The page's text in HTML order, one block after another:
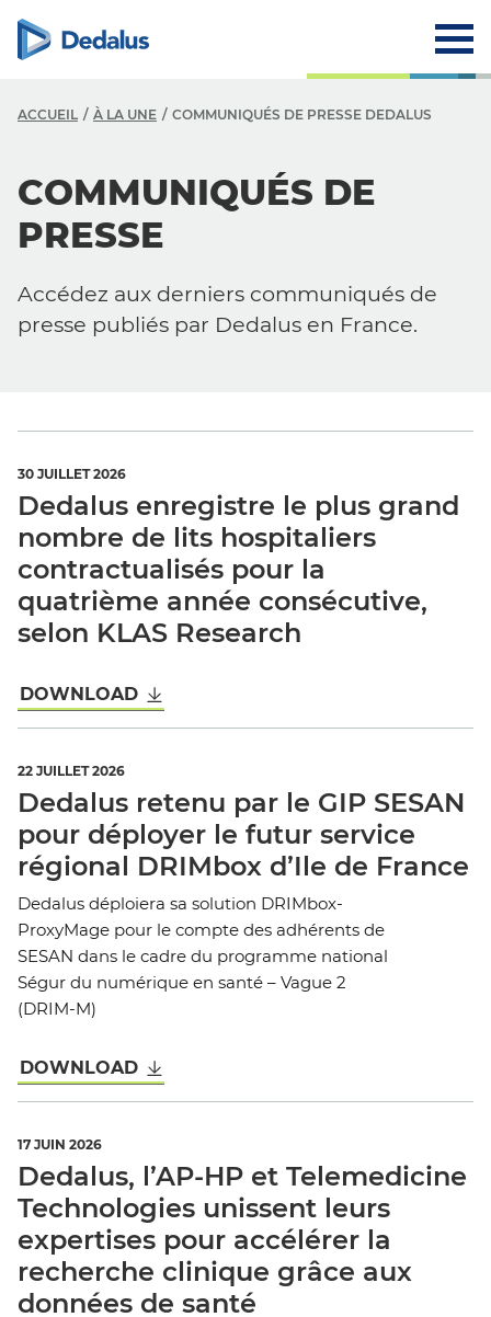
À la une
Actualités
Événements
Communiqués de presse Dedalus
Dossier de presse
ACCUEIL À LA UNE COMMUNIQUÉS DE PRESSE DEDALUS
COMMUNIQUÉS DE
PRESSE
Accédez aux derniers communiqués de
presse publiés par Dedalus en France.
30 JUILLET 2026
Dedalus enregistre le plus grand
nombre de lits hospitaliers
contractualisés pour la
quatrième année consécutive,
selon KLAS Research
DOWNLOAD
22 JUILLET 2026
Dedalus retenu par le GIP SESAN
pour déployer le futur service
régional DRIMbox d’Ile de France
Dedalus déploiera sa solution DRIMbox-
ProxyMage pour le compte des adhérents de
SESAN dans le cadre du programme national
Ségur du numérique en santé – Vague 2
(DRIM-M)
DOWNLOAD
17 JUIN 2026
Dedalus, l’AP-HP et Telemedicine
Technologies unissent leurs
expertises pour accélérer la
recherche clinique grâce aux
données de santé